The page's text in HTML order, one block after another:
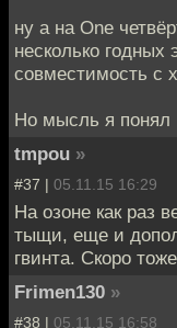
ну а на One
несколько годных
совместимость с
Но мысль я понял
tmpou »
#37 | 05.11.15 16:29
На озоне как раз
тыщи, еще и
гвинта. Скоро
Frimen130 »
#38 | 05.11.15 16:58